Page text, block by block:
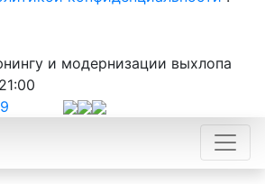
и модернизации выхлопа